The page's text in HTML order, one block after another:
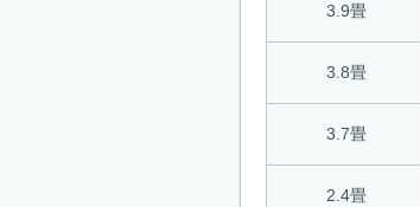
3.9畳
3.8畳
3.7畳
2.4畳